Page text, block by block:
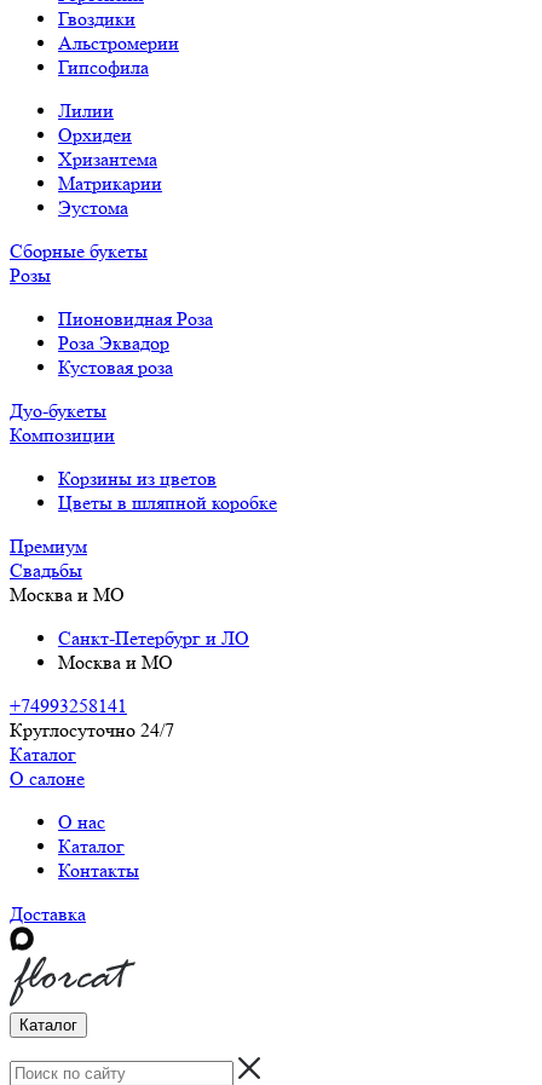
Гвоздики
Альстромерии
Гипсофила
Лилии
Орхидеи
Хризантема
Матрикарии
Эустома
Сборные букеты
Розы
Пионовидная Роза
Роза Эквадор
Кустовая роза
Дуо-букеты
Композиции
Корзины из цветов
Цветы в шляпной коробке
Премиум
Свадьбы
Москва и МО
Санкт-Петербург и ЛО
Москва и МО
+74993258141
Круглосуточно 24/7
Каталог
О салоне
О нас
Каталог
Контакты
Доставка
Каталог